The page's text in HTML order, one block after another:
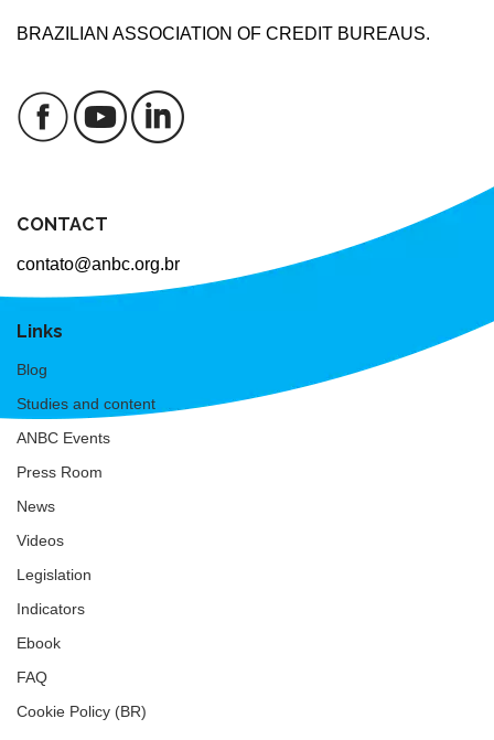
BRAZILIAN ASSOCIATION OF CREDIT BUREAUS.
CONTACT
contato@anbc.org.br
Links
Blog
Studies and content
ANBC Events
Press Room
News
Videos
Legislation
Indicators
Ebook
FAQ
Cookie Policy (BR)